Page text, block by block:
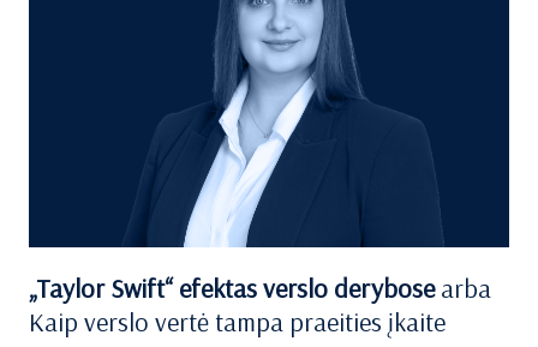
„Taylor Swift“ efektas verslo derybosearba
Kaip verslo vertė tampa praeities įkaite